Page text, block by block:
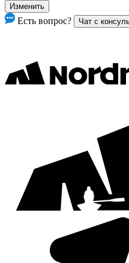
Изменить
Есть вопрос? Чат с